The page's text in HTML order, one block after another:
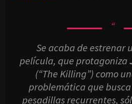
Se acaba de estrenar
película, que protagoniza
(“The Killing”) como
problemática que
pesadillas recurrentes,